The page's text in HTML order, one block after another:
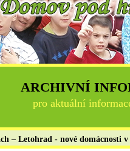
ARCHIVNÍ
pro aktuální
– Letohrad - nové domácnosti